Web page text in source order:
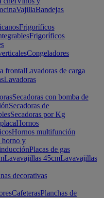
VajillaBandejas
Frigoríficos
Frigoríficos
Congeladores
frontalLavadoras de carga
Lavadoras
Secadoras con bomba de
Secadoras de
Secadoras por Kg
Hornos
Hornos multifunción
horno y
Placas de gas
Lavavajillas 45cmLavavajillas
decorativas
CafeterasPlanchas de